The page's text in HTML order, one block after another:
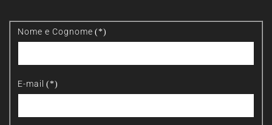
Nome e Cognome (*)
E-mail (*)